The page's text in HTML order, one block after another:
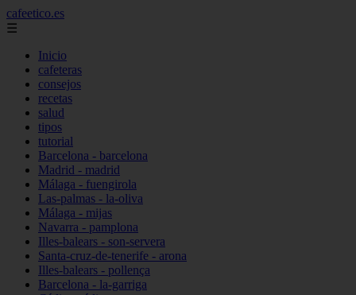
cafeetico.es
☰
Inicio
cafeteras
consejos
recetas
salud
tipos
tutorial
Barcelona - barcelona
Madrid - madrid
Málaga - fuengirola
Las-palmas - la-oliva
Málaga - mijas
Navarra - pamplona
Illes-balears - son-servera
Santa-cruz-de-tenerife - arona
Illes-balears - pollença
Barcelona - la-garriga